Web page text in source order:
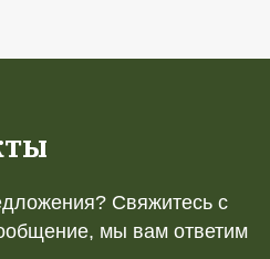
Свяжитесь с
мы вам ответим